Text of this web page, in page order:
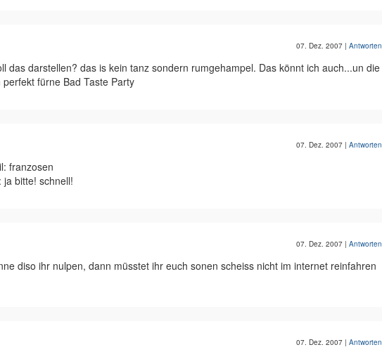
07. Dez. 2007 | Antworten
das darstellen? das is kein tanz sondern rumgehampel. Das könnt ich auch...un die
fürne Bad Taste Party
07. Dez. 2007 | Antworten
franzosen
bitte! schnell!
07. Dez. 2007 | Antworten
diso ihr nulpen, dann müsstet ihr euch sonen scheiss nicht im internet reinfahren
07. Dez. 2007 | Antworten